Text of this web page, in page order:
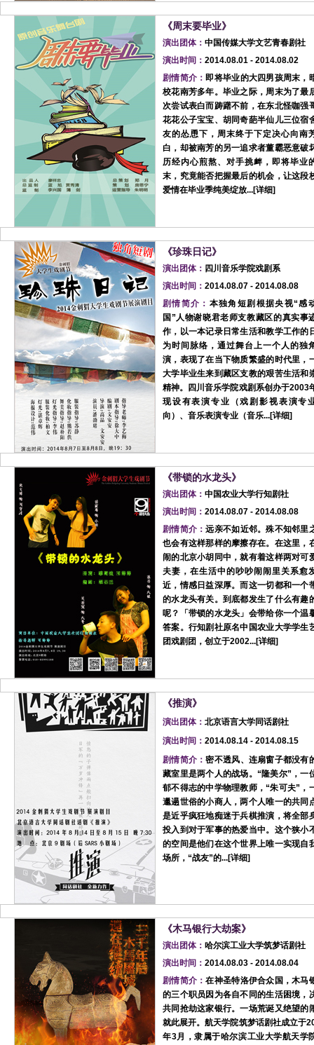
《周末要毕业》
演出团体： 中国传媒大学文艺青春剧社
演出时间： 2014.08.01 - 2014.08.02
剧情简介：即将毕业的大四男孩周末，
校花南芳多年。毕业之际，周末为了最
次尝试表白而踌躇不前，在东北怪咖强
花花公子宝宝、胡同奇葩半仙儿三位宿
友的怂恿下，周末终于下定决心向南
白，却被南芳的另一追求者董霸恶意破
历经内心煎熬、对手挑衅，即将毕业
末，究竟能否把握最后的机会，让这段
爱情在毕业季纯美绽放...[详细]
《珍珠日记》
演出团体： 四川音乐学院戏剧系
演出时间： 2014.08.07 - 2014.08.08
剧情简介： 本独角短剧根据央视“感
国”人物谢晓君老师支教藏区的真实事
作，以一本记录日常生活和教学工作的
为时间脉络，通过舞台上一个人的独
演，表现了在当下物质繁盛的时代里，
大学毕业生来到藏区支教的艰苦生活和
精神。四川音乐学院戏剧系创办于2003
现设有表演专业（戏剧影视表演专
向）、音乐表演专业（音乐...[详细]
《带锁的水龙头》
演出团体： 中国农业大学行知剧社
演出时间： 2014.08.07 - 2014.08.08
剧情简介：远亲不如近邻。殊不知邻里
也会有这样那样的摩擦存在。在这里，
闹的北京小胡同中，就有着这样两对可
夫妻，在生活中的吵吵闹闹里关系愈
近，情感日益深厚。而这一切都和一个
的水龙头有关。到底都发生了什么有趣
呢？「带锁的水龙头」会带给你一个温
答案。行知剧社原名中国农业大学学生
团戏剧团，创立于2002...[详细]
《推演》
演出团体： 北京语言大学同话剧社
演出时间： 2014.08.14 - 2014.08.15
剧情简介：密不透风、连扇窗子都没有
藏室里是两个人的战场。“隆美尔”，一
郁不得志的中学物理教师，“朱可夫”，
邋遢世俗的小商人，两个人唯一的共同
是近乎疯狂地痴迷于兵棋推演，将全部
投入到对于军事的热爱当中。这个狭小
的空间是他们在这个世界上唯一实现自
场所，“战友”的...[详细]
《木马银行大劫案》
演出团体： 哈尔滨工业大学筑梦话剧社
演出时间： 2014.08.03 - 2014.08.04
剧情简介：在神圣特洛伊合众国，木马
的三个职员因为各自不同的生活困境，
共同抢劫这家银行。一场荒诞又绝望的
就此展开。航天学院筑梦话剧社成立于
年3月，隶属于哈尔滨工业大学航天学